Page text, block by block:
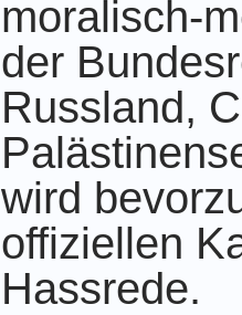
moralisch-
der
Russland,
wird
offiziellen
Hassrede.